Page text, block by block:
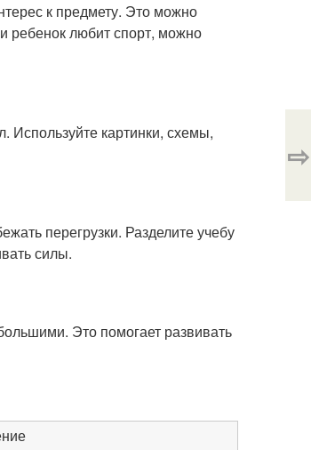
к предмету. Это можно
ребенок любит спорт, можно
Используйте картинки, схемы,
перегрузки. Разделите учебу
силы.
Это помогает развивать
⇨